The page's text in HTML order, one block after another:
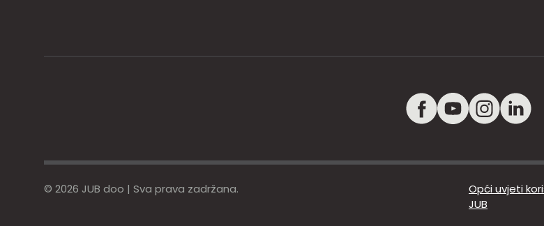
© 2026 JUB doo | Sva prava zadržana.
Opći uvjeti
JUB